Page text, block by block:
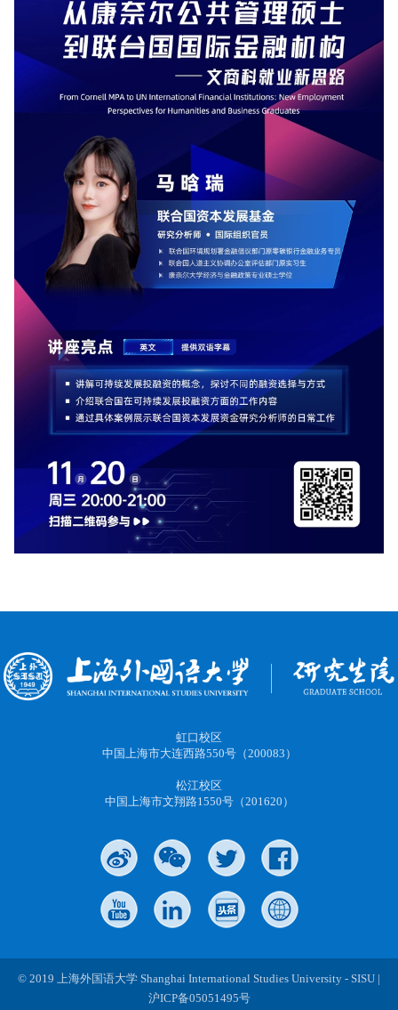
虹口校区
中国上海市大连西路550号（200083）
松江校区
中国上海市文翔路1550号（201620）
© 2019 上海外国语大学 Shanghai International Studies University - SISU |
沪ICP备05051495号